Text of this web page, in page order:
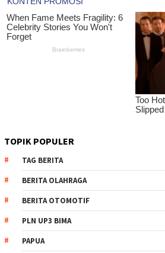
TOPIK POPULER
TAG BERITA
BERITA OLAHRAGA
BERITA OTOMOTIF
PLN UP3 BIMA
PAPUA